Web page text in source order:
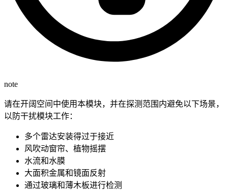
note
请在开阔空间中使用本模块，并在探测范围内避免以下场景，
以防干扰模块工作：
多个雷达安装得过于接近
风吹动窗帘、植物摇摆
水流和水膜
大面积金属和镜面反射
通过玻璃和薄木板进行检测